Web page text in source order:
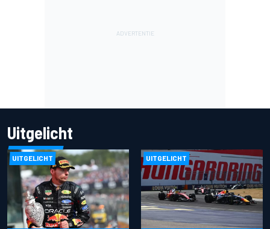
Uitgelicht
UITGELICHT UITGELICHT